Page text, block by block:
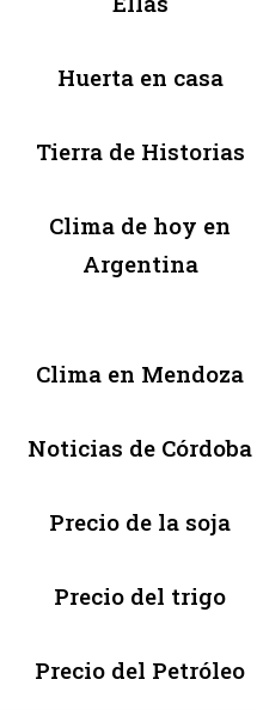
Huerta en casa
Tierra de Historias
Clima de hoy en
Argentina
Clima en Mendoza
Noticias de Córdoba
Precio de la soja
Precio del trigo
Precio del Petróleo